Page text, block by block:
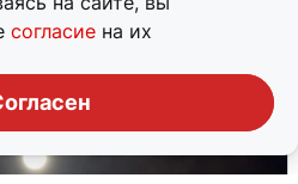
согласие на их